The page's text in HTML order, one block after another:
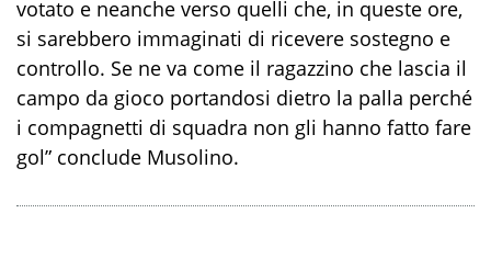
votato e neanche verso quelli che, in queste ore,
si sarebbero immaginati di ricevere sostegno e
controllo. Se ne va come il ragazzino che lascia il
campo da gioco portandosi dietro la palla perché
i compagnetti di squadra non gli hanno fatto fare
gol” conclude Musolino.